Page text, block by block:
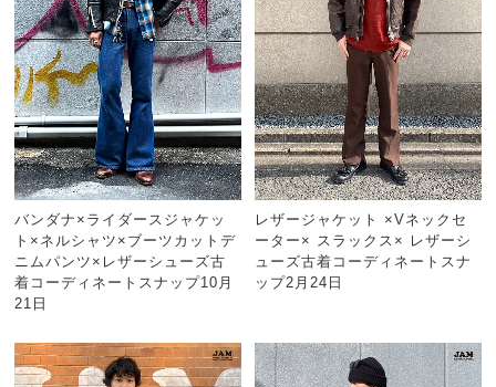
バンダナ×ライダースジャケッ
ト×ネルシャツ×ブーツカットデ
ニムパンツ×レザーシューズ古
着コーディネートスナップ10月
21日
レザージャケット ×Vネックセ
ーター× スラックス× レザーシ
ューズ古着コーディネートスナ
ップ2月24日